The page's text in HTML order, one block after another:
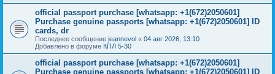
official passport purchase [whatsapp: +1(672)2050601]
Purchase genuine passports [whatsapp: +1(672)2050601] ID
cards, dr
Последнее сообщение jeannevol « 04 авг 2026, 13:10
Добавлено в форуме КПЛ 5-30
official passport purchase [whatsapp: +1(672)2050601]
Purchase genuine passports [whatsapp: +1(672)2050601] ID